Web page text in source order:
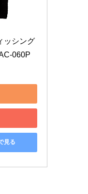
ッシング
060P
見る